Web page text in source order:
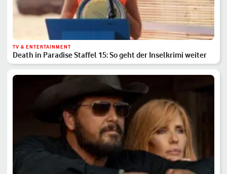
TV & ENTERTAINMENT
Death in Paradise Staffel 15: So geht der Inselkrimi weiter